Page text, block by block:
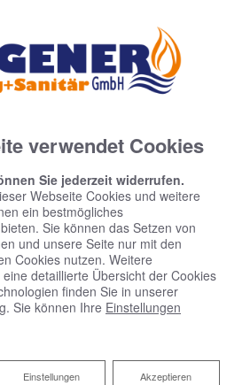
verwendet Cookies
Sie jederzeit widerrufen.
Webseite Cookies und weitere
ein bestmögliches
Sie können das Setzen von
und unsere Seite nur mit den
Cookies nutzen. Weitere
detaillierte Übersicht der Cookies
finden Sie in unserer
. Sie können Ihre Einstellungen
Akzeptieren
Einstellungen